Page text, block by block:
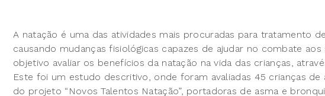
A natação é uma das atividades mais procuradas para tratamento
causando mudanças fisiológicas capazes de ajudar no combate
objetivo avaliar os benefícios da natação na vida das crianças,
Este foi um estudo descritivo, onde foram avaliadas 45 crianças de
do projeto “Novos Talentos Natação”, portadoras de asma e